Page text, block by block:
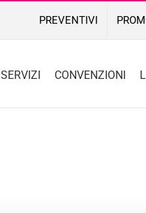
PREVENTIVI
SERVIZI CONVENZIONI